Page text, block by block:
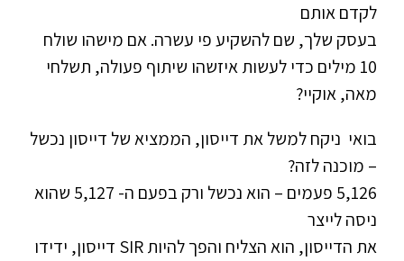
לקדם אותם
בעסק שלך, שם להשקיע פי עשרה. אם מישהו שולח
10 מילים כדי לעשות איזשהו שיתוף פעולה, תשלחי
מאה, אוקיי?
בואי ניקח למשל את דייסון, הממציא של דייסון נכשל
– מוכנה לזה?
5,126 פעמים – הוא נכשל ורק בפעם ה- 5,127 שהוא
ניסה לייצר
את הדייסון, הוא הצליח והפך להיות SIR דייסון, ידידו